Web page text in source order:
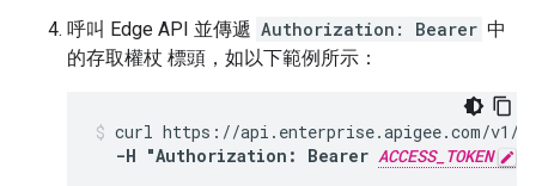
呼叫 Edge API 並傳遞 Authorization: Bearer 中
的存取權杖 標頭，如以下範例所示：
curl https://api.enterprise.apigee.com/v1/
-H "Authorization: Bearer ACCESS_TOKEN "